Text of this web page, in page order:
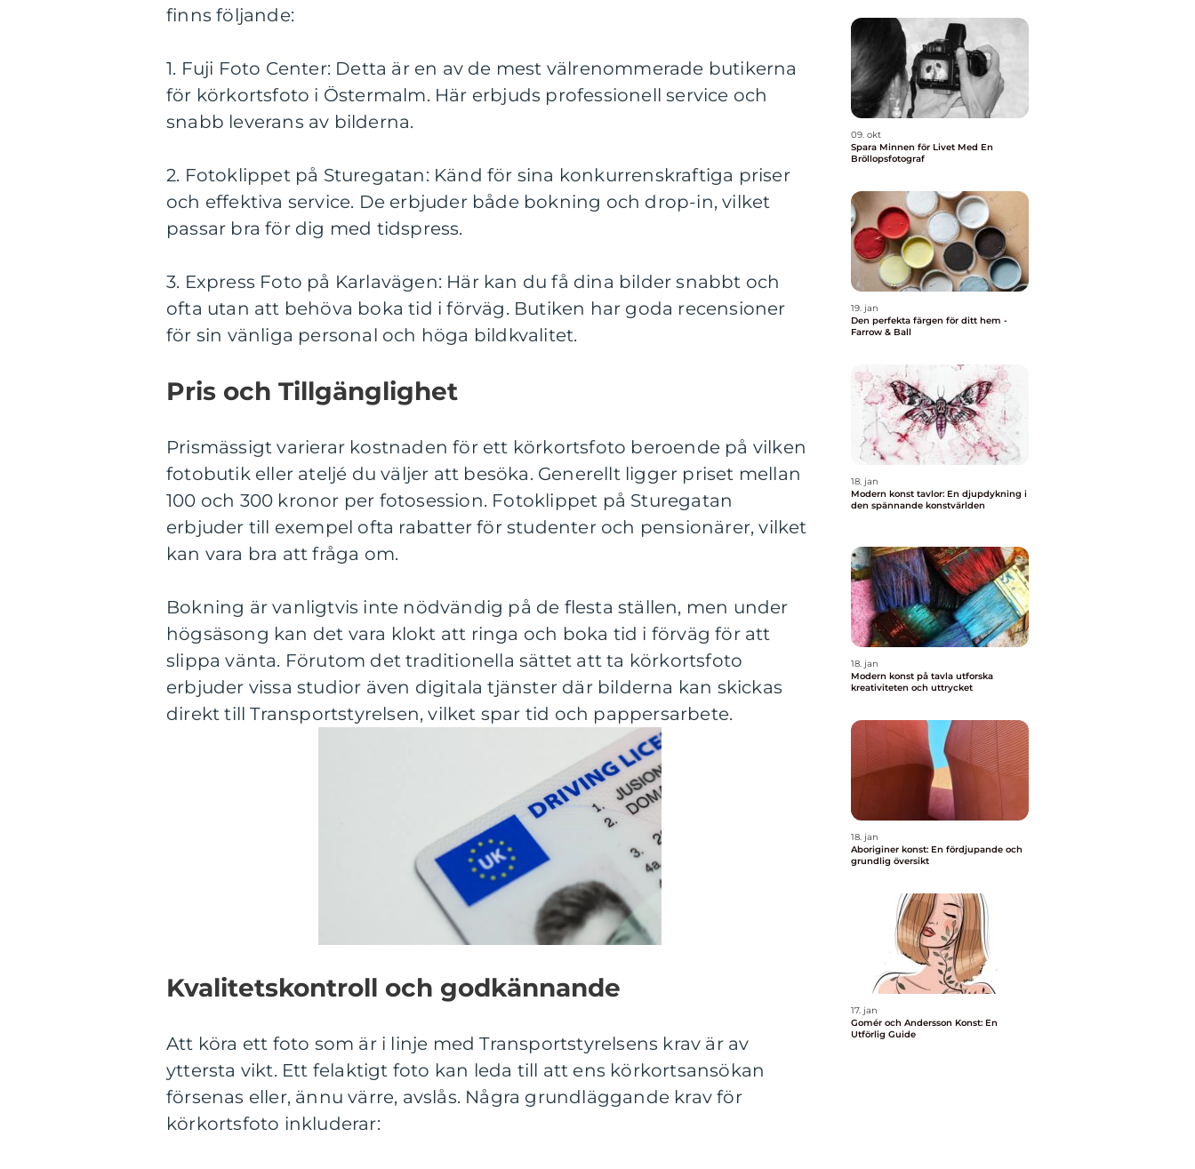
finns följande:
1. Fuji Foto Center: Detta är en av de mest välrenommerade butikerna
för körkortsfoto i Östermalm. Här erbjuds professionell service och
snabb leverans av bilderna.
2. Fotoklippet på Sturegatan: Känd för sina konkurrenskraftiga priser
och effektiva service. De erbjuder både bokning och drop-in, vilket
passar bra för dig med tidspress.
3. Express Foto på Karlavägen: Här kan du få dina bilder snabbt och
ofta utan att behöva boka tid i förväg. Butiken har goda recensioner
för sin vänliga personal och höga bildkvalitet.
Pris och Tillgänglighet
Prismässigt varierar kostnaden för ett körkortsfoto beroende på vilken
fotobutik eller ateljé du väljer att besöka. Generellt ligger priset mellan
100 och 300 kronor per fotosession. Fotoklippet på Sturegatan
erbjuder till exempel ofta rabatter för studenter och pensionärer, vilket
kan vara bra att fråga om.
Bokning är vanligtvis inte nödvändig på de flesta ställen, men under
högsäsong kan det vara klokt att ringa och boka tid i förväg för att
slippa vänta. Förutom det traditionella sättet att ta körkortsfoto
erbjuder vissa studior även digitala tjänster där bilderna kan skickas
direkt till Transportstyrelsen, vilket spar tid och pappersarbete.
Kvalitetskontroll och godkännande
Att köra ett foto som är i linje med Transportstyrelsens krav är av
yttersta vikt. Ett felaktigt foto kan leda till att ens körkortsansökan
försenas eller, ännu värre, avslås. Några grundläggande krav för
körkortsfoto inkluderar:
09. okt
Spara Minnen för Livet Med En
Bröllopsfotograf
19. jan
Den perfekta färgen för ditt hem -
Farrow & Ball
18. jan
Modern konst tavlor: En djupdykning i
den spännande konstvärlden
18. jan
Modern konst på tavla utforska
kreativiteten och uttrycket
18. jan
Aboriginer konst: En fördjupande och
grundlig översikt
17. jan
Gomér och Andersson Konst: En
Utförlig Guide